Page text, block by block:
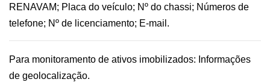
RENAVAM; Placa do veículo; Nº do chassi; Números de
telefone; Nº de licenciamento; E-mail.
Para monitoramento de ativos imobilizados: Informações
de geolocalização.